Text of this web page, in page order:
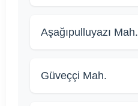
Aşağıpulluyazı Mah.
Güveççi Mah.